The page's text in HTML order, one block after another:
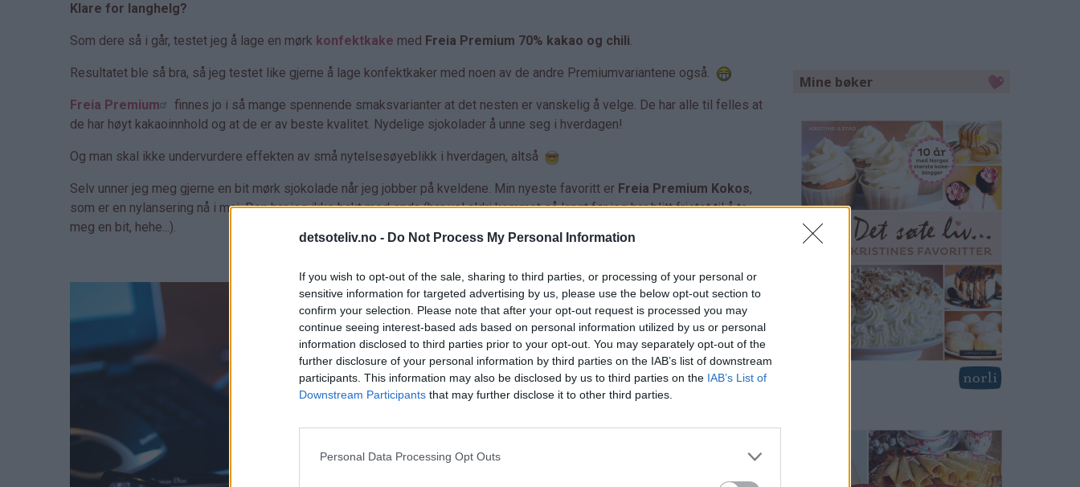
detsoteliv.no - Do Not Process My Personal Information
If you wish to opt-out of the sale, sharing to third parties, or processing of your personal or
sensitive information for targeted advertising by us, please use the below opt-out section to
confirm your selection. Please note that after your opt-out request is processed you may
continue seeing interest-based ads based on personal information utilized by us or personal
information disclosed to third parties prior to your opt-out. You may separately opt-out of the
further disclosure of your personal information by third parties on the IAB’s list of downstream
participants. This information may also be disclosed by us to third parties on the IAB’s List of
Downstream Participants that may further disclose it to other third parties.
Personal Data Processing Opt Outs
Klare for langhelg?
Som dere så i går, testet jeg å lage en mørk konfektkake med Freia Premium 70% kakao og chili.
Resultatet ble så bra, så jeg testet like gjerne å lage konfektkaker med noen av de andre Premiumvariantene også.
Freia Premium
finnes jo i så mange spennende smaksvarianter at det nesten er vanskelig å velge. De har alle til felles at
de har høyt kakaoinnhold og at de er av beste kvalitet. Nydelige sjokolader å unne seg i hverdagen!
Og man skal ikke undervurdere effekten av små nytelsesøyeblikk i hverdagen, altså
Selv unner jeg meg gjerne en bit mørk sjokolade når jeg jobber på kveldene. Min nyeste favoritt er Freia Premium Kokos,
som er en nylansering nå i mai. Den har jeg ikke bakt med enda (har vel aldri kommet så langt før jeg har blitt fristet til å ta
meg en bit, hehe...).
Mine bøker